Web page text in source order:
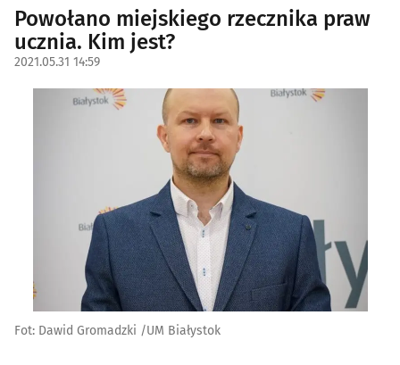
Powołano miejskiego rzecznika praw
ucznia. Kim jest?
2021.05.31 14:59
Fot: Dawid Gromadzki /UM Białystok